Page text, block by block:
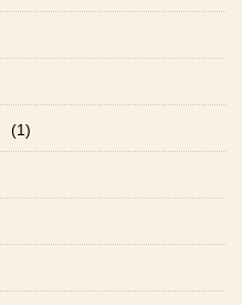
(1)